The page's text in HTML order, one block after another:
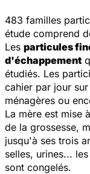
483 familles
étude comprend
Les particules
d'échappement
étudiés. Les
cahier par jour
ménagères ou
La mère est mise
de la grossesse,
jusqu'à ses trois
selles, urines...
sont congelés.